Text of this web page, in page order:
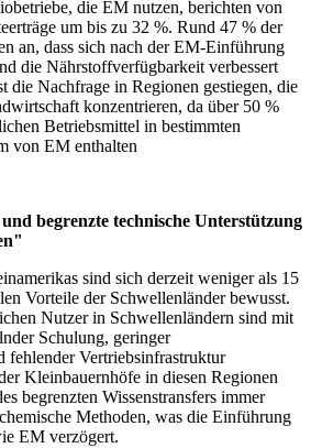
die EM nutzen, berichten von
um bis zu 32 %. Rund 47 % der
an, dass sich nach der EM-Einführung
die Nährstoffverfügbarkeit verbessert
die Nachfrage in Regionen gestiegen, die
konzentrieren, da über 50 %
Betriebsmittel in bestimmten
von EM enthalten
begrenzte technische Unterstützung
sind sich derzeit weniger als 15
Vorteile der Schwellenländer bewusst.
Nutzer in Schwellenländern sind mit
Schulung, geringer
fehlender Vertriebsinfrastruktur
Kleinbauernhöfe in diesen Regionen
begrenzten Wissenstransfers immer
Methoden, was die Einführung
EM verzögert.